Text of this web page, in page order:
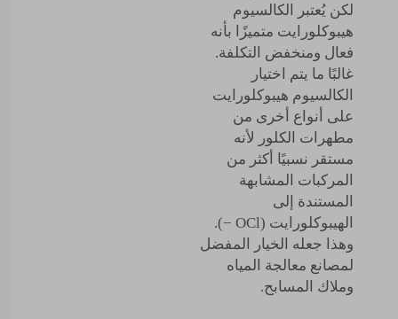
لكن يُعتبر الكالسيوم
هيبوكلورايت متميزًا بأنه
فعال ومنخفض التكلفة.
غالبًا ما يتم اختيار
الكالسيوم هيبوكلورايت
على أنواع أخرى من
مطهرات الكلور لأنه
مستقر نسبيًا أكثر من
المركبات المشابهة
المستندة إلى
الهيبوكلورايت (OCl −).
وهذا جعله الخيار المفضل
لمصانع معالجة المياه
وملاك المسابح.